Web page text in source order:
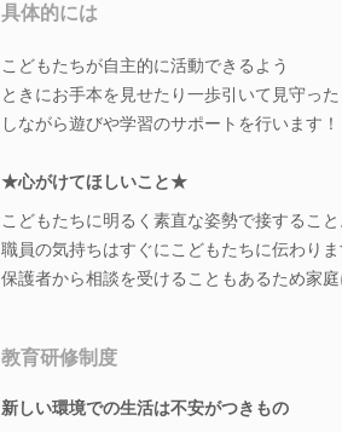
具体的には
こどもたちが自主的に活動できるよう
ときにお手本を見せたり一歩引いて見守った
しながら遊びや学習のサポートを行います！
★心がけてほしいこと★
こどもたちに明るく素直な姿勢で接すること
職員の気持ちはすぐにこどもたちに伝わりま
保護者から相談を受けることもあるため家
教育研修制度
新しい環境での生活は不安がつきもの